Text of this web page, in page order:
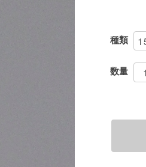
種類
数量